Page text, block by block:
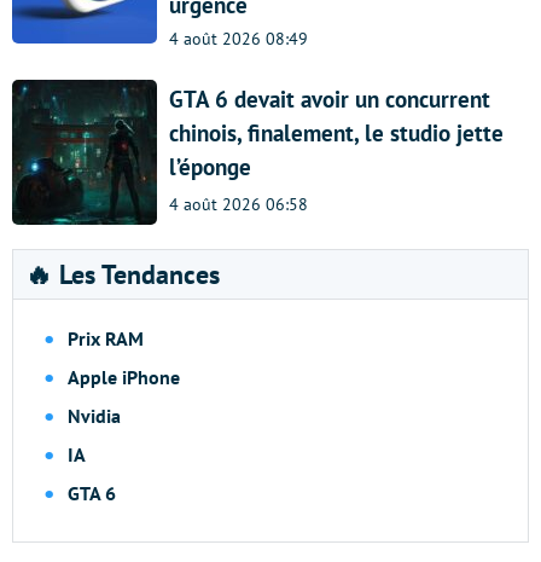
4 août 2026 08:49
GTA 6 devait avoir un concurrent
chinois, finalement, le studio jette
l’éponge
4 août 2026 06:58
🔥 Les Tendances
Prix RAM
Apple iPhone
Nvidia
IA
GTA 6